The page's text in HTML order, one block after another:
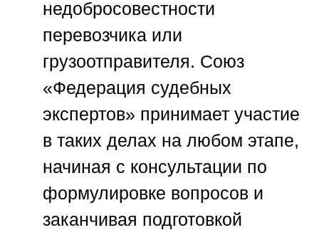
недобросовестности
перевозчика или
грузоотправителя. Союз
«Федерация судебных
экспертов» принимает участие
в таких делах на любом этапе,
начиная с консультации по
формулировке вопросов и
заканчивая подготовкой